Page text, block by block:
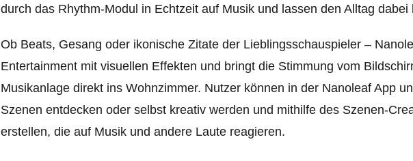
durch das Rhythm-Modul in Echtzeit auf Musik und lassen den Alltag dabei
Ob Beats, Gesang oder ikonische Zitate der Lieblingsschauspieler –
Entertainment mit visuellen Effekten und bringt die Stimmung vom
Musikanlage direkt ins Wohnzimmer. Nutzer können in der Nanoleaf App
Szenen entdecken oder selbst kreativ werden und mithilfe des Szenen-
erstellen, die auf Musik und andere Laute reagieren.